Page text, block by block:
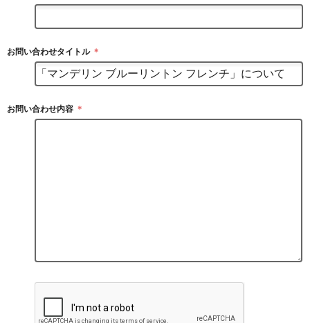
お問い合わせタイトル ＊
お問い合わせ内容 ＊